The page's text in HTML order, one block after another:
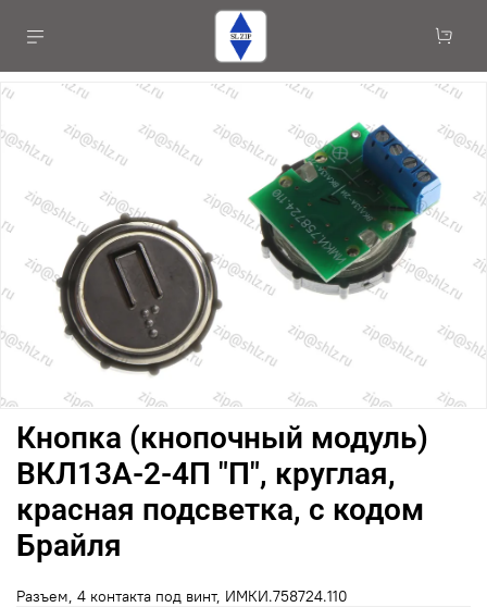
Кнопка (кнопочный модуль)
ВКЛ13А-2-4П "П", круглая,
красная подсветка, с кодом
Брайля
Разъем, 4 контакта под винт, ИМКИ.758724.110